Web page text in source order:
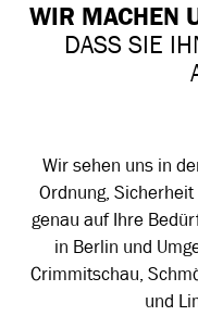
WIR MACHEN
DASS SIE
Wir sehen uns in
Ordnung,
genau auf Ihre
in Berlin und
Crimmitschau,
und